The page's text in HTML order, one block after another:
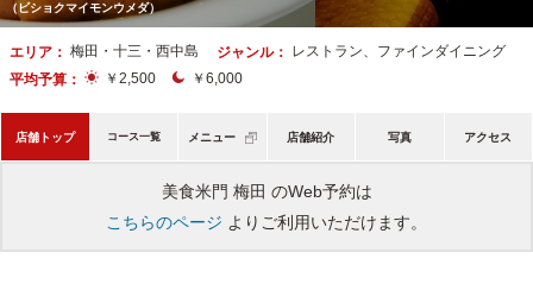
（ビショクマイモンウメダ）
エリア： 梅田・十三・西中島 ジャンル： レストラン、ファインダイニング
平均予算：
￥2,500 ￥6,000
店舗トップ コース一覧 メニュー 店舗紹介 写真 アクセス
美食米門 梅田 のWeb予約は
こちらのページ よりご利用いただけます。